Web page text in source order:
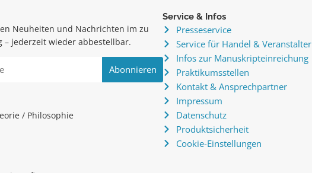
Neuheiten und Nachrichten im zu
– jederzeit wieder abbestellbar.
/ Philosophie
Service & Infos
Presseservice
Service für Handel & Veranstalter
Infos zur Manuskripteinreichung
Praktikumsstellen
Kontakt & Ansprechpartner
Impressum
Datenschutz
Produktsicherheit
Cookie-Einstellungen